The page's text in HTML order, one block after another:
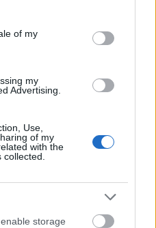
purposes in below Google
of my
my
Advertising.
Use,
of my
with the
storage
Σύλλογο Δύμης στο